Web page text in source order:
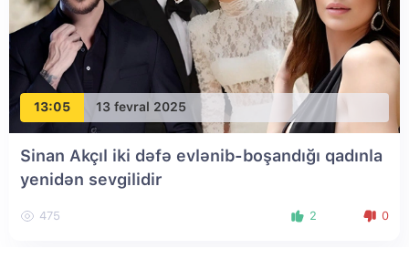
13:05 13 fevral 2025
Sinan Akçıl iki dəfə evlənib-boşandığı qadınla
yenidən sevgilidir
475 2 0